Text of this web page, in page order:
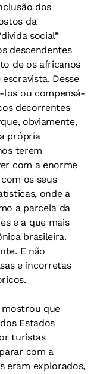
dos
da
social”
descendentes
de os africanos
Desse
los ou compensá-
decorrentes
obviamente,
própria
terem
com a enorme
os seus
onde a
a parcela da
e a que mais
brasileira.
E não
e incorretas
mostrou que
Estados
turistas
com a
eram explorados,